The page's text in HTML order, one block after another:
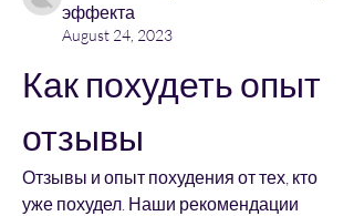
эффекта
August 24, 2023
Как похудеть опыт
отзывы
Отзывы и опыт похудения от тех, кто
уже похудел. Наши рекомендации